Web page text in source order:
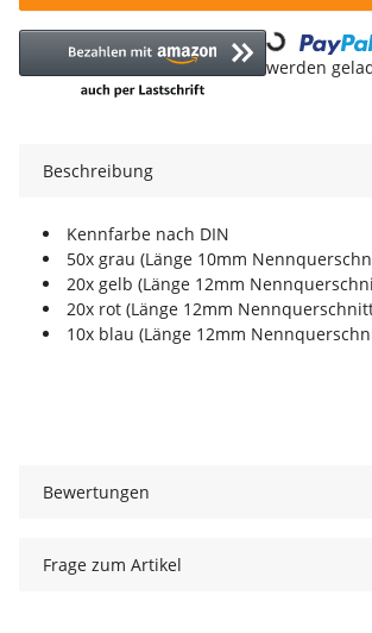
Loading...
werden
Beschreibung
Kennfarbe nach DIN
50x grau (Länge 10mm
20x gelb (Länge 12mm
20x rot (Länge 12mm
10x blau (Länge 12mm
Bewertungen
Frage zum Artikel